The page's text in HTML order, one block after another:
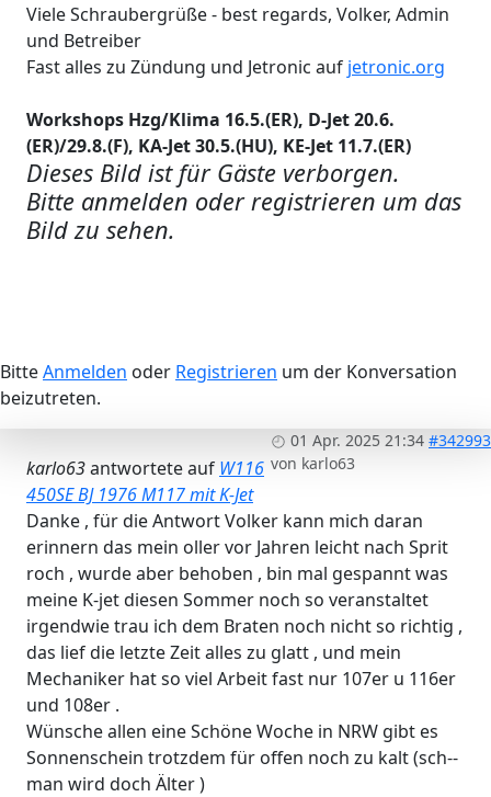
Viele Schraubergrüße - best regards, Volker, Admin
und Betreiber
Fast alles zu Zündung und Jetronic auf jetronic.org
Workshops Hzg/Klima 16.5.(ER), D-Jet 20.6.
(ER)/29.8.(F), KA-Jet 30.5.(HU), KE-Jet 11.7.(ER)
Dieses Bild ist für Gäste verborgen.
Bitte anmelden oder registrieren um das
Bild zu sehen.
BitteAnmelden oder Registrieren um der Konversation
beizutreten.
01 Apr. 2025 21:34 #342993
von karlo63
karlo63antwortete auf W116
450SE BJ 1976 M117 mit K-Jet
Danke , für die Antwort Volker kann mich daran
erinnern das mein oller vor Jahren leicht nach Sprit
roch , wurde aber behoben , bin mal gespannt was
meine K-jet diesen Sommer noch so veranstaltet
irgendwie trau ich dem Braten noch nicht so richtig ,
das lief die letzte Zeit alles zu glatt , und mein
Mechaniker hat so viel Arbeit fast nur 107er u 116er
und 108er .
Wünsche allen eine Schöne Woche in NRW gibt es
Sonnenschein trotzdem für offen noch zu kalt (sch--
man wird doch Älter )